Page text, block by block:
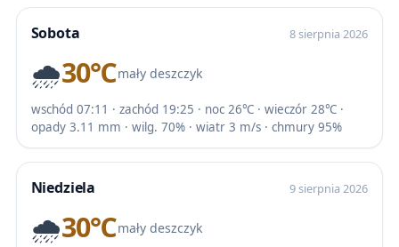
Sobota 8 sierpnia 2026
🌧️30℃mały deszczyk
wschód 07:11 · zachód 19:25 · noc 26℃ · wieczór 28℃ ·
opady 3.11 mm · wilg. 70% · wiatr 3 m/s · chmury 95%
Niedziela 9 sierpnia 2026
🌧️30℃mały deszczyk